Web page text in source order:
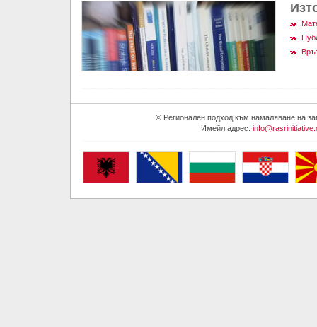
© Регионален подход към намаляване на
Имейл адрес: